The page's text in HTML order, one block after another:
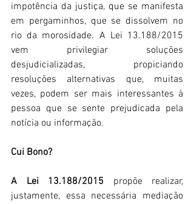
impotência da justiça, que se manifesta
em pergaminhos, que se dissolvem no
rio da morosidade. A Lei 13.188/2015
vem privilegiar soluções
desjudicializadas, propiciando
resoluções alternativas que, muitas
vezes, podem ser mais interessantes à
pessoa que se sente prejudicada pela
notícia ou informação.
Cui Bono?
A Lei 13.188/2015 propõe realizar,
justamente, essa necessária mediação